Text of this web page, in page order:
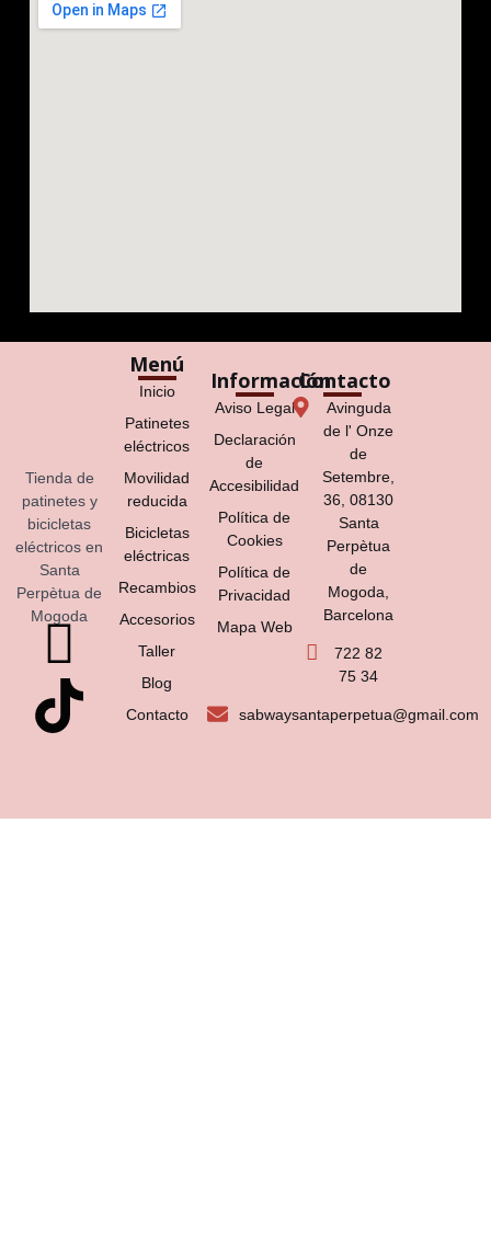
Tienda de
patinetes y
bicicletas
eléctricos en
Santa
Perpètua de
Mogoda
Menú
Inicio
Patinetes
eléctricos
Movilidad
reducida
Bicicletas
eléctricas
Recambios
Accesorios
Taller
Blog
Contacto
Información
Aviso Legal
Declaración
de
Accesibilidad
Política de
Cookies
Política de
Privacidad
Mapa Web
Contacto
Avinguda
de l' Onze
de
Setembre,
36, 08130
Santa
Perpètua
de
Mogoda,
Barcelona
722 82
75 34
sabwaysantaperpetua@gmail.com